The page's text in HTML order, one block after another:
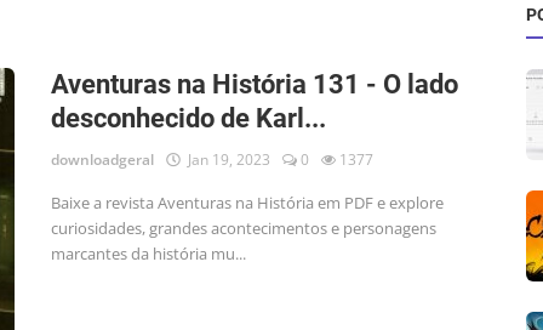
Aventuras na História 131 - O lado
desconhecido de Karl...
downloadgeral Jan 19, 2023 0 1377
Baixe a revista Aventuras na História em PDF e explore
curiosidades, grandes acontecimentos e personagens
marcantes da história mu...